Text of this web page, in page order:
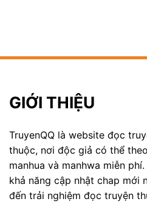
GIỚI THIỆU
TruyenQQ là website đọc
thuộc, nơi độc giả có thể
manhua và manhwa miễn
khả năng cập nhật chap mới
đến trải nghiệm đọc truyện